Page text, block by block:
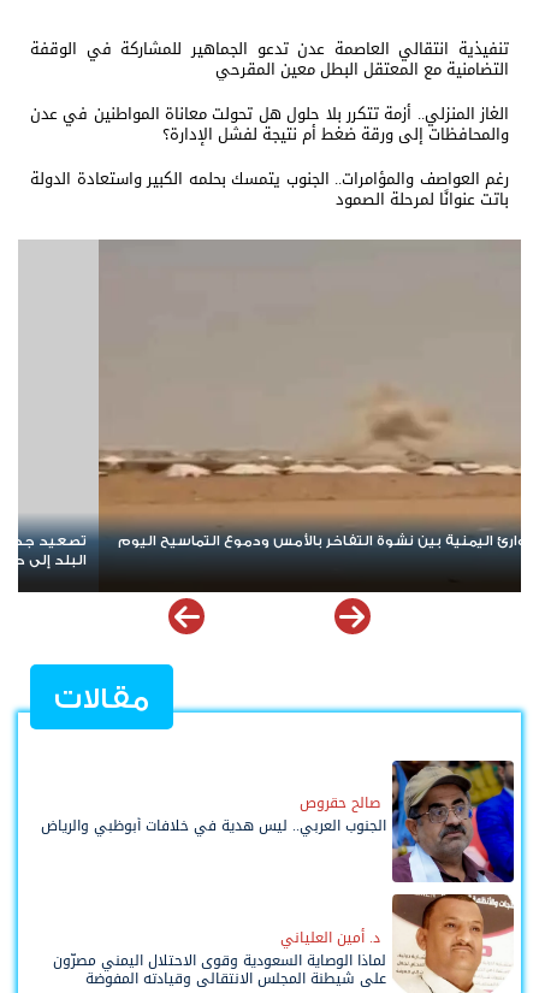
تنفيذية انتقالي العاصمة عدن تدعو الجماهير للمشاركة في الوقفة
التضامنية مع المعتقل البطل معين المقرحي
الغاز المنزلي.. أزمة تتكرر بلا حلول هل تحولت معاناة المواطنين في عدن
والمحافظات إلى ورقة ضغط أم نتيجة لفشل الإدارة؟
رغم العواصف والمؤامرات.. الجنوب يتمسك بحلمه الكبير واستعادة الدولة
باتت عنوانًا لمرحلة الصمود
تصعيد جديد يهز مأرب وحضرموت.. الهجوم الحوثي يخلط الأوراق ويعيد
مقالات
صالح حقروص
الجنوب العربي.. ليس هدية في خلافات أبوظبي والرياض
د. أمين العلياني
لماذا الوصاية السعودية وقوى الاحتلال اليمني مصرّون
على شيطنة المجلس الانتقالي وقيادته المفوضة